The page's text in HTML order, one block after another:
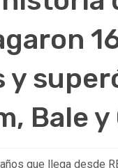
y
Bale
que llega desde